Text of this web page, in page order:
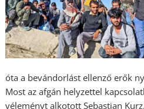
óta a bevándorlást ellenző erők
Most az afgán helyzettel
véleményt alkotott Sebastian